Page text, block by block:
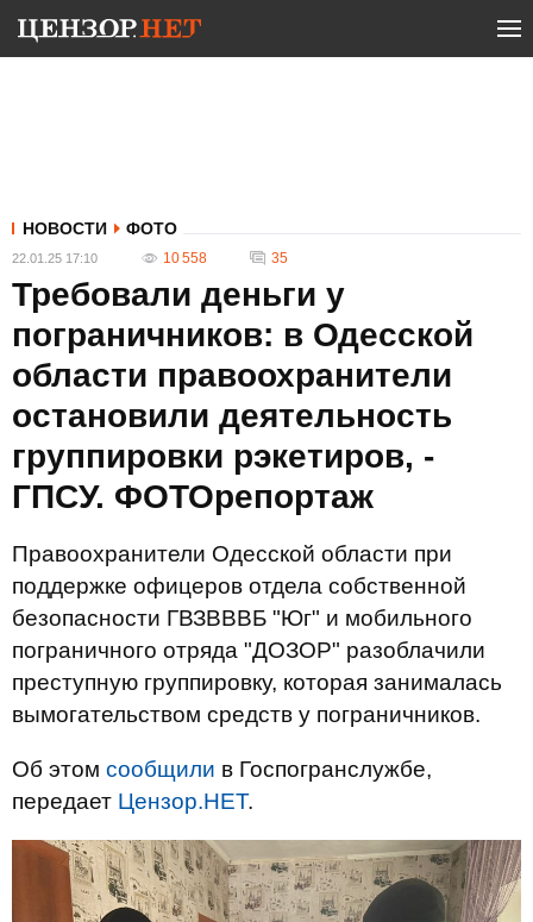
НОВОСТИ ФОТО
22.01.25 17:10 10 558 35
Требовали деньги у
пограничников: в Одесской
области правоохранители
остановили деятельность
группировки рэкетиров, -
ГПСУ. ФОТОрепортаж
Правоохранители Одесской области при
поддержке офицеров отдела собственной
безопасности ГВЗВВВБ "Юг" и мобильного
пограничного отряда "ДОЗОР" разоблачили
преступную группировку, которая занималась
вымогательством средств у пограничников.
Об этом сообщили в Госпогранслужбе,
передает Цензор.НЕТ.